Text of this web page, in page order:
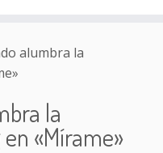
alumbra la
la
«Mírame»